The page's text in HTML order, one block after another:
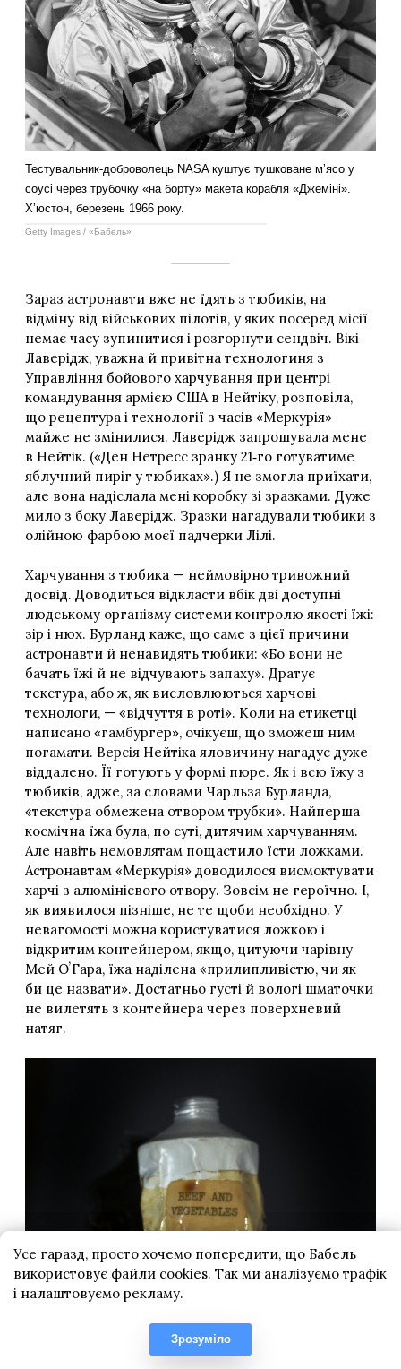
Усе гаразд, просто хочемо попередити, що Бабель
використовує файли cookies. Так ми аналізуємо трафік
і налаштовуємо рекламу.
Зрозуміло